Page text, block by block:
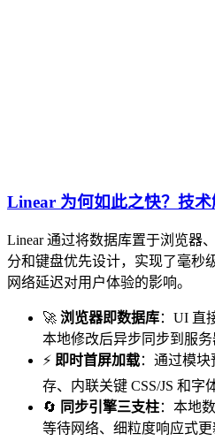
Linear 为何如此之快？技术
Linear 通过将数据库置于浏览器
分和键盘优先设计，实现了毫秒
网络延迟对用户体验的影响。
🚀 浏览器即数据库：UI 直
本地修改后异步同步到服务
⚡ 即时首屏加载：通过模块
存、内联关键 CSS/JS 和字
🔄 同步引擎三支柱：本地
等待网络、细粒度响应式